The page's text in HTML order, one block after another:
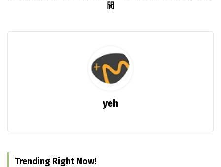
間
yeh
Trending Right Now!